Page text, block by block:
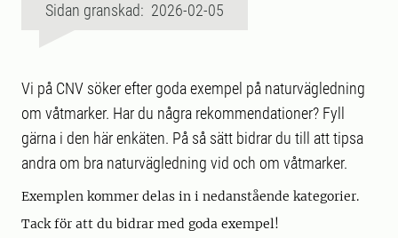
Sidan granskad: 2026-02-05
Vi på CNV söker efter goda exempel på naturvägledning
om våtmarker. Har du några rekommendationer? Fyll
gärna i den här enkäten. På så sätt bidrar du till att tipsa
andra om bra naturvägledning vid och om våtmarker.
Exemplen kommer delas in i nedanstående kategorier.
Tack för att du bidrar med goda exempel!